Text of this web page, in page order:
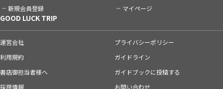
新規会員登録 マイページ
GOOD LUCK TRIP
運営会社
プライバシーポリシー
利用規約
ガイドライン
書店御担当者様へ
ガイドブックに投稿する
採用情報
お問い合わせ